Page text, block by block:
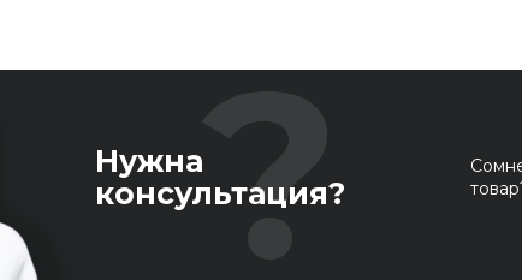
Нужна
консультация?